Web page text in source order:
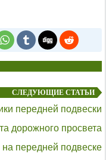
СЛЕДУЮЩИЕ СТАТЬИ
передней подвески
дорожного просвета
передней подвеске